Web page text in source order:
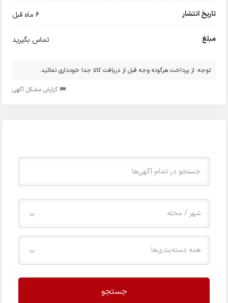
تاریخ انتشار 6 ماه قبل
مبلغ تماس بگیرید
توجه: از پرداخت هرگونه وجه قبل از دریافت کالا جدا خودداری نمائید.
گزارش مشکل آگهی
شهر / محله
همه دسته‌بندی‌ها
جستجو